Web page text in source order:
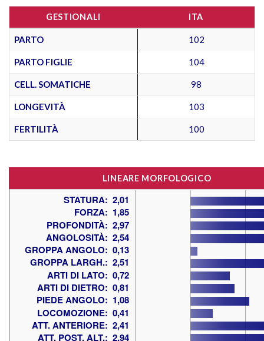
GESTIONALI ITA
PARTO 102
PARTO FIGLIE 104
CELL. SOMATICHE 98
LONGEVITÀ 103
FERTILITÀ 100
LINEARE MORFOLOGICO